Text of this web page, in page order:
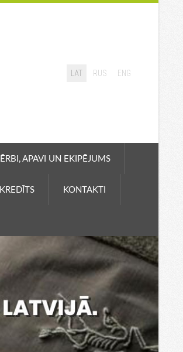
LAT RUS ENG
APAVI UN EKIPĒJUMS
KONTAKTI